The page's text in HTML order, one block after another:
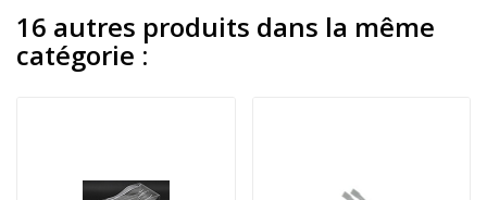
16 autres produits dans la même
catégorie :